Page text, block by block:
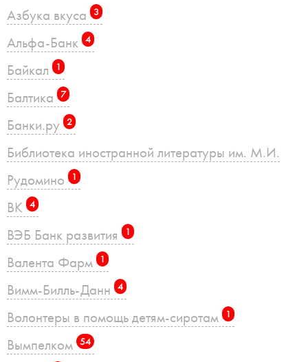
Азбука вкуса 3
Альфа-Банк 4
Байкал 1
Балтика 7
Банки.ру 2
Библиотека иностранной литературы им. М.И.
Рудомино
1
ВК 4
ВЭБ Банк развития 1
Валента Фарм 1
Вимм-Билль-Данн 4
Волонтеры в помощь детям-сиротам 1
Вымпелком 54